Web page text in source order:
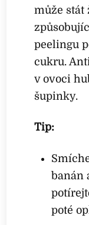
může stát
peelingu
cukru.
v ovoci
šupinky.
Tip:
banán
poté